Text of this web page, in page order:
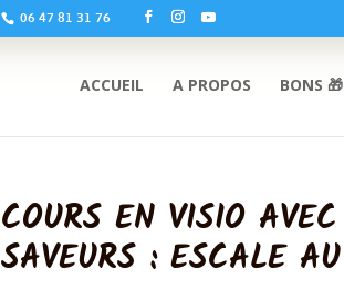
06 47 81 31 76
ACCUEIL A PROPOS BONS 🎁
COURS EN VISIO
SAVEURS : ESCALE